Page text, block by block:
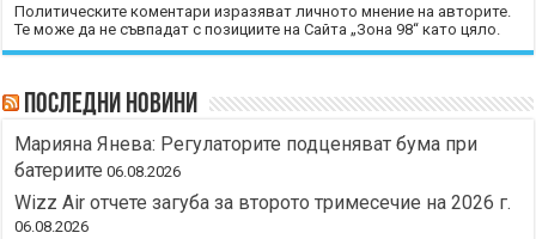
Политическите коментари изразяват личното мнение на авторите.
Те може да не съвпадат с позициите на Сайта „Зона 98“ като цяло.
Последни новини
Марияна Янева: Регулаторите подценяват бума при
батериите 06.08.2026
Wizz Air отчете загуба за второто тримесечие на 2026 г.
06.08.2026